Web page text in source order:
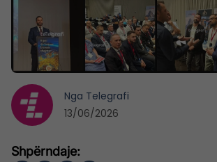
Nga Telegrafi
13/06/2026